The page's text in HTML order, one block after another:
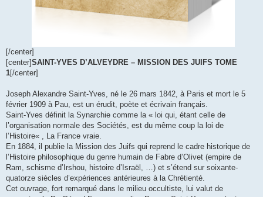
[/center]
[center]SAINT-YVES D’ALVEYDRE – MISSION DES JUIFS TOME
1[/center]
Joseph Alexandre Saint-Yves, né le 26 mars 1842, à Paris et mort le 5
février 1909 à Pau, est un érudit, poète et écrivain français.
Saint-Yves définit la Synarchie comme la « loi qui, étant celle de
l’organisation normale des Sociétés, est du même coup la loi de
l’Histoire« , La France vraie.
En 1884, il publie la Mission des Juifs qui reprend le cadre historique de
l’Histoire philosophique du genre humain de Fabre d’Olivet (empire de
Ram, schisme d’Irshou, histoire d’Israël, …) et s’étend sur soixante-
quatorze siècles d’expériences antérieures à la Chrétienté.
Cet ouvrage, fort remarqué dans le milieu occultiste, lui valut de